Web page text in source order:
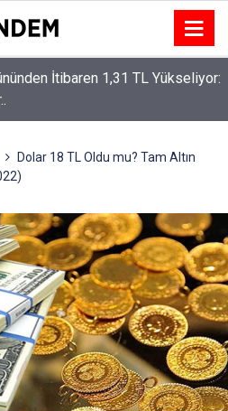
İtibaren 1,31 TL Yükseliyor:
Dolar 18 TL Oldu mu? Tam Altın